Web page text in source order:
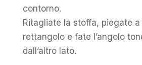
contorno.
Ritagliate la stoffa, piegate
rettangolo e fate l’angolo
dall’altro lato.